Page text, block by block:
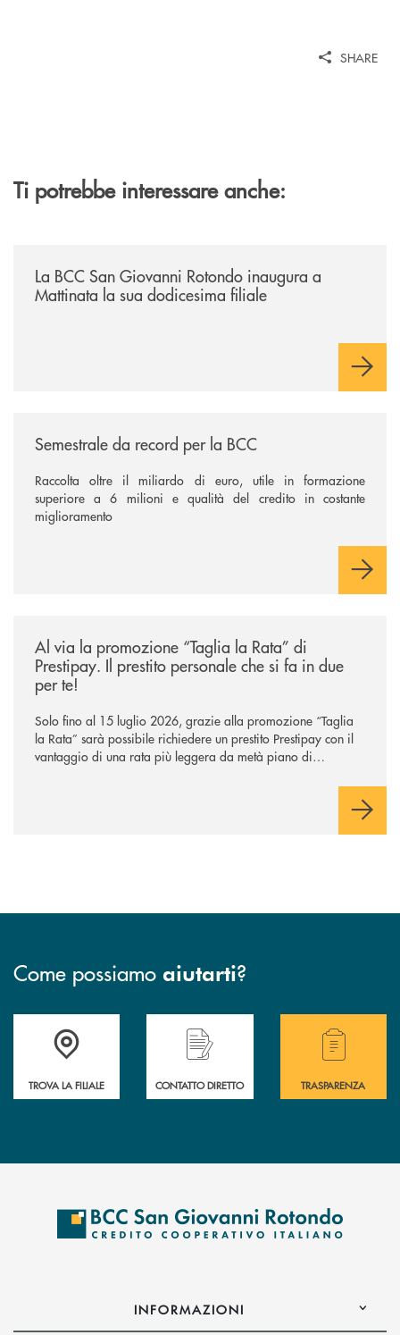
SHARE
Ti potrebbe interessare anche:
La BCC San Giovanni Rotondo inaugura a
Mattinata la sua dodicesima filiale
Semestrale da record per la BCC
Raccolta oltre il miliardo di euro, utile in formazione
superiore a 6 milioni e qualità del credito in costante
miglioramento
Al via la promozione “Taglia la Rata” di
Prestipay. Il prestito personale che si fa in due
per te!
Solo fino al 15 luglio 2026, grazie alla promozione “Taglia
la Rata” sarà possibile richiedere un prestito Prestipay con il
vantaggio di una rata più leggera da metà piano di
Come possiamo aiutarti?
Accedi all' elenco completo delle filiali della BCC San Giovanni
TROVA LA FILIALE
Hai bisogno di assistenza immediata?
CONTATTO DIRETTO
Hai bisogno di
TRASPARENZA
INFORMAZIONI